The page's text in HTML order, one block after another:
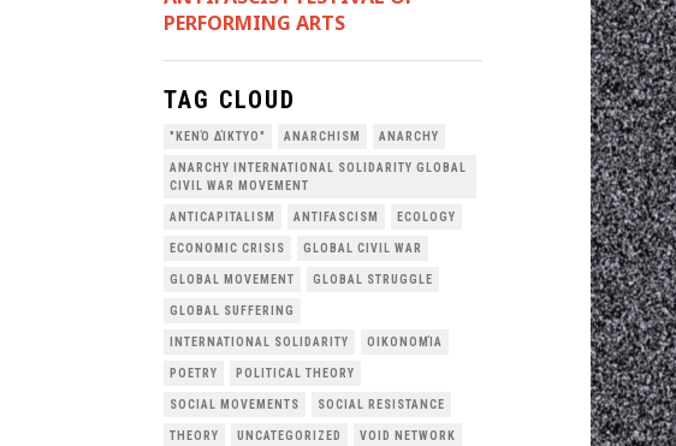
PERFORMING ARTS
TAG CLOUD
"ΚΕΝΌ ΔΊΚΤΥΟ" ANARCHISM ANARCHY
ANARCHY INTERNATIONAL SOLIDARITY GLOBAL
CIVIL WAR MOVEMENT
ANTICAPITALISM ANTIFASCISM ECOLOGY
ECONOMIC CRISIS GLOBAL CIVIL WAR
GLOBAL MOVEMENT GLOBAL STRUGGLE
GLOBAL SUFFERING
INTERNATIONAL SOLIDARITY OΙΚΟΝΟΜΊΑ
POETRY POLITICAL THEORY
SOCIAL MOVEMENTS SOCIAL RESISTANCE
THEORY UNCATEGORIZED VOID NETWORK